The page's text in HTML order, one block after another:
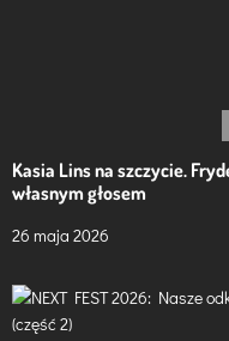
Kasia Lins na szczycie.
własnym głosem
26 maja 2026